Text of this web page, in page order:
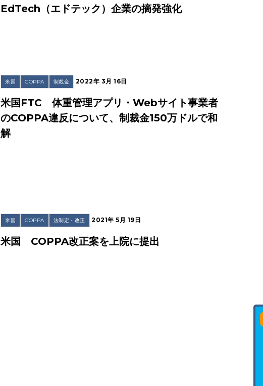
EdTech（エドテック）企業の摘発強化
米国 COPPA 制裁金 2022年 3月 16日
米国FTC 体重管理アプリ・Webサイト事業者
のCOPPA違反について、制裁金150万ドルで和
解
米国 COPPA 法制定・改正 2021年 5月 19日
米国 COPPA改正案を上院に提出